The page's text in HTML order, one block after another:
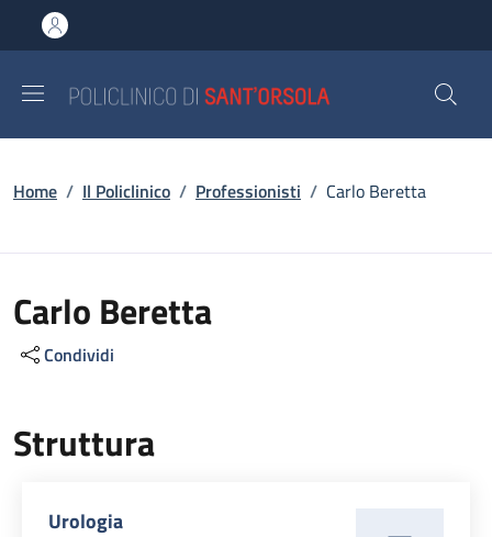
al contenuto principale
to footer content
Briciole di pane
Home / Il Policlinico / Professionisti / Carlo Beretta
Carlo Beretta
Condividi
Struttura
Urologia